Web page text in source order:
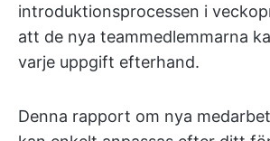
introduktionsprocessen i
att de nya teammedlemmarna
varje uppgift efterhand.
Denna rapport om nya